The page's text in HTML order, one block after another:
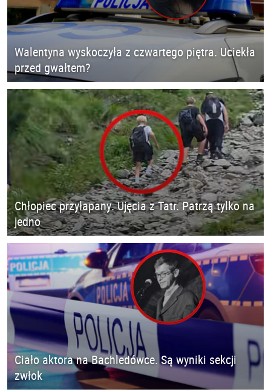
Walentyna wyskoczyła z czwartego piętra. Uciekła
przed gwałtem?
Chłopiec przyłapany. Ujęcia z Tatr. Patrzą tylko na
jedno
Ciało aktora na Bachledówce. Są wyniki sekcji
zwłok